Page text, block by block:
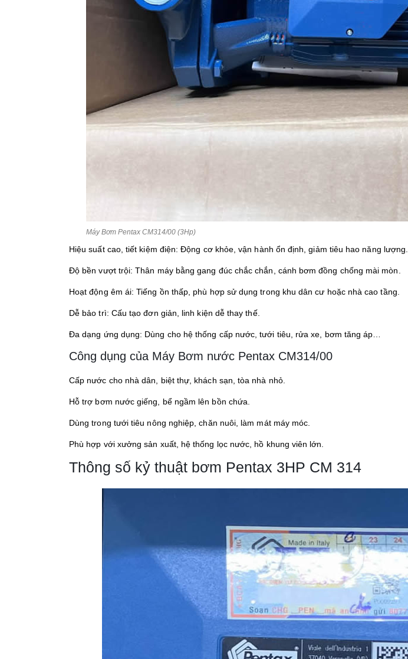
Máy Bơm Pentax CM314/00 (3Hp)
Hiệu suất cao, tiết kiệm điện: Động cơ khỏe, vận hành ổn định, giảm tiêu hao năng lượng.
Độ bền vượt trội: Thân máy bằng gang đúc chắc chắn, cánh bơm đồng chống mài mòn.
Hoạt động êm ái: Tiếng ồn thấp, phù hợp sử dụng trong khu dân cư hoặc nhà cao tầng.
Dễ bảo trì: Cấu tạo đơn giản, linh kiện dễ thay thế.
Đa dạng ứng dụng: Dùng cho hệ thống cấp nước, tưới tiêu, rửa xe, bơm tăng áp…
Công dụng của Máy Bơm nước Pentax CM314/00
Cấp nước cho nhà dân, biệt thự, khách sạn, tòa nhà nhỏ.
Hỗ trợ bơm nước giếng, bể ngầm lên bồn chứa.
Dùng trong tưới tiêu nông nghiệp, chăn nuôi, làm mát máy móc.
Phù hợp với xưởng sản xuất, hệ thống lọc nước, hồ khung viên lớn.
Thông số kỷ thuật bơm Pentax 3HP CM 314